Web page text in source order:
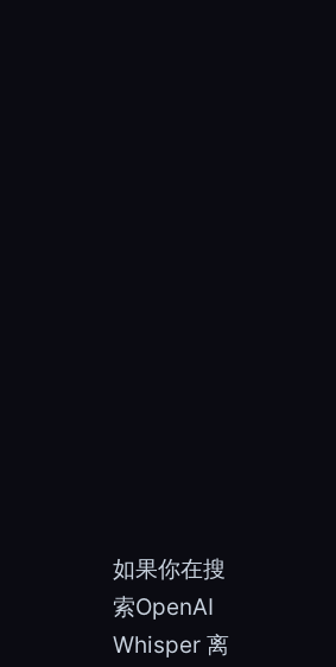
如果你在搜
索OpenAI
Whisper 离